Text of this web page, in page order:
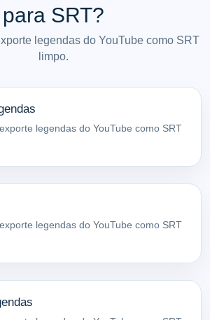
para SRT?
legendas do YouTube como SRT
limpo.
legendas do YouTube como SRT
legendas do YouTube como SRT